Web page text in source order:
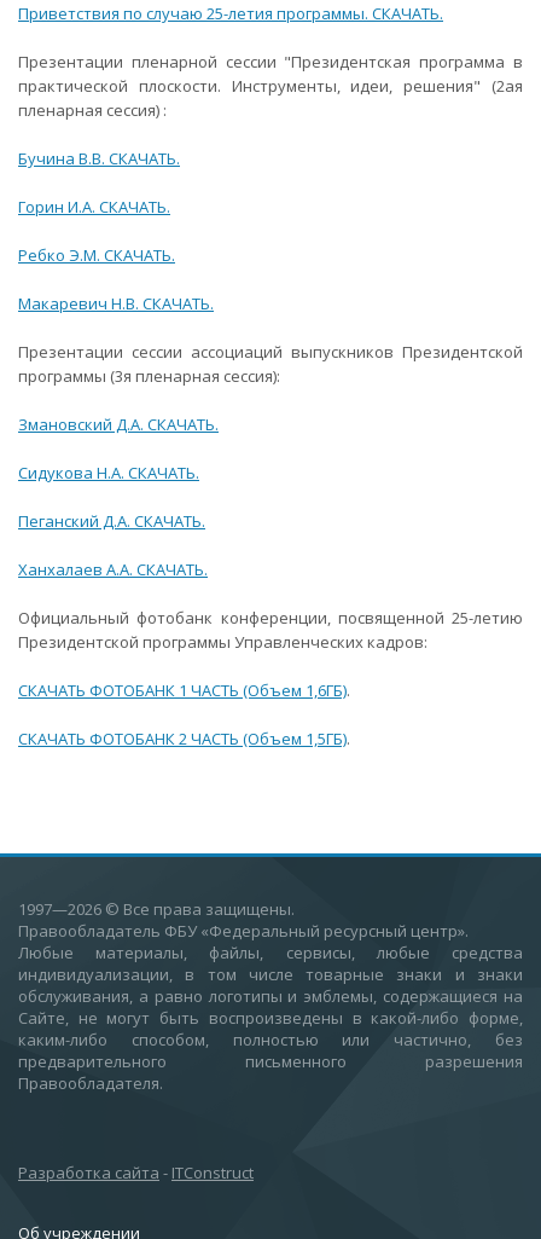
Приветствия по случаю 25-летия программы. СКАЧАТЬ.
Презентации пленарной сессии "Президентская программа в
практической плоскости. Инструменты, идеи, решения" (2ая
пленарная сессия) :
Бучина В.В. СКАЧАТЬ.
Горин И.А. СКАЧАТЬ.
Ребко Э.М. СКАЧАТЬ.
Макаревич Н.В. СКАЧАТЬ.
Презентации сессии ассоциаций выпускников Президентской
программы (3я пленарная сессия):
Змановский Д.А. СКАЧАТЬ.
Сидукова Н.А. СКАЧАТЬ.
Пеганский Д.А. СКАЧАТЬ.
Ханхалаев А.А. СКАЧАТЬ.
Официальный фотобанк конференции, посвященной 25-летию
Президентской программы Управленческих кадров:
СКАЧАТЬ ФОТОБАНК 1 ЧАСТЬ (Объем 1,6ГБ).
СКАЧАТЬ ФОТОБАНК 2 ЧАСТЬ (Объем 1,5ГБ).
1997—2026 © Все права защищены.
Правообладатель ФБУ «Федеральный ресурсный центр».
Любые материалы, файлы, сервисы, любые средства
индивидуализации, в том числе товарные знаки и знаки
обслуживания, а равно логотипы и эмблемы, содержащиеся на
Сайте, не могут быть воспроизведены в какой-либо форме,
каким-либо способом, полностью или частично, без
предварительного письменного разрешения
Правообладателя.
Разработка сайта - ITConstruct
Об учреждении